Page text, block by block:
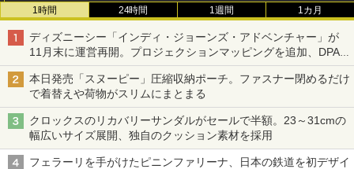
1時間 24時間 1週間 1カ月
ディズニーシー「インディ・ジョーンズ・アドベンチャー」が
11月末に運営再開。プロジェクションマッピングを追加、DPA
は1500円
本日発売「スヌーピー」圧縮収納ポーチ。ファスナー閉めるだけ
で着替えや荷物がスリムにまとまる
クロックスのリカバリーサンダルがセールで半額。23～31cmの
幅広いサイズ展開、独自のクッション素材を採用
フェラーリを手がけたピニンファリーナ、日本の鉄道を初デザイ